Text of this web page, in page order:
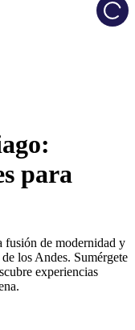
para
fusión de modernidad y
los Andes. Sumérgete
experiencias